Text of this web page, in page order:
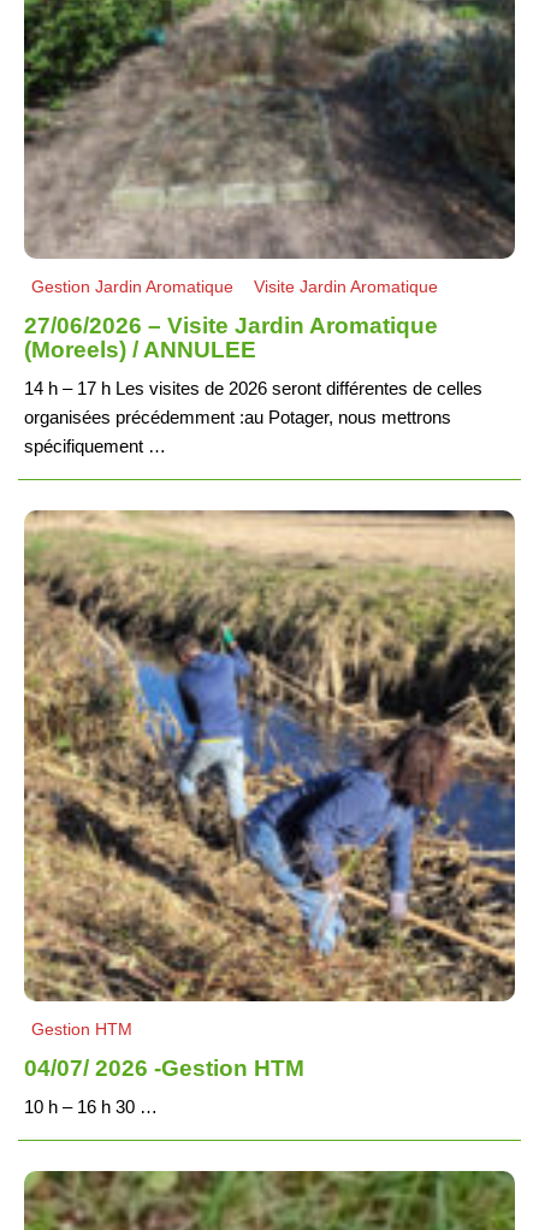
Gestion Jardin Aromatique Visite Jardin Aromatique
27/06/2026 – Visite Jardin Aromatique
(Moreels) / ANNULEE
14 h – 17 h Les visites de 2026 seront différentes de celles
organisées précédemment :au Potager, nous mettrons
spécifiquement …
Gestion HTM
04/07/ 2026 -Gestion HTM
10 h – 16 h 30 …